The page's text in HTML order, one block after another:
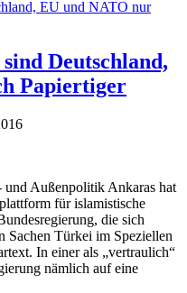
Deutschland,
Papiertiger
und Außenpolitik Ankaras hat
für islamistische
die sich
Sachen Türkei im Speziellen
In einer als „vertraulich“
nämlich auf eine